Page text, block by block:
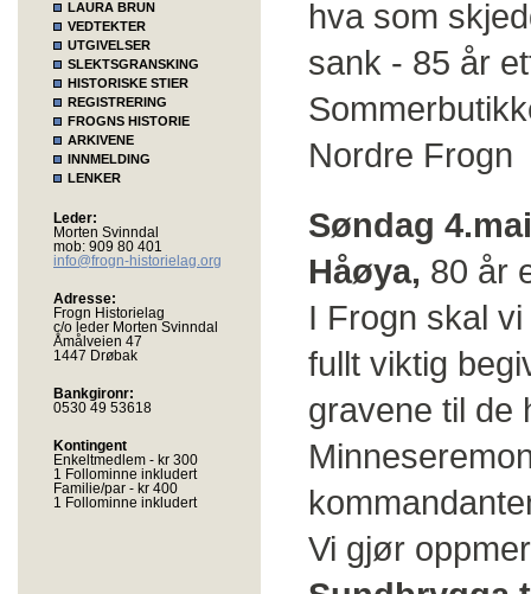
LAURA BRUN
VEDTEKTER
UTGIVELSER
SLEKTSGRANSKING
HISTORISKE STIER
REGISTRERING
FROGNS HISTORIE
ARKIVENE
INNMELDING
LENKER
Leder:
Morten Svinndal
mob: 909 80 401
info@frogn-historielag.org
Adresse:
Frogn Historielag
c/o leder Morten Svinndal
Åmålveien 47
1447 Drøbak
Bankgironr:
0530 49 53618
Kontingent
Enkeltmedlem - kr 300
1 Follominne inkludert
Familie/par - kr 400
1 Follominne inkludert
hva som
sank - 85 år
Nordre Frogn
Søndag
Håøya, 80 år
I Frogn skal
fullt viktig
gravene til de
Vi gjør